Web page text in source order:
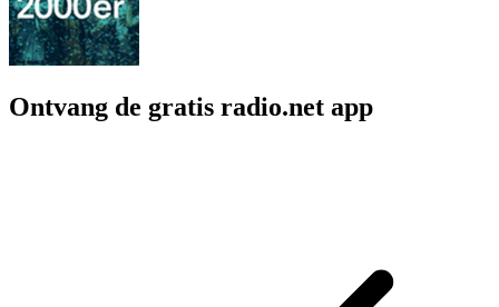
Ontvang de gratis radio.net app